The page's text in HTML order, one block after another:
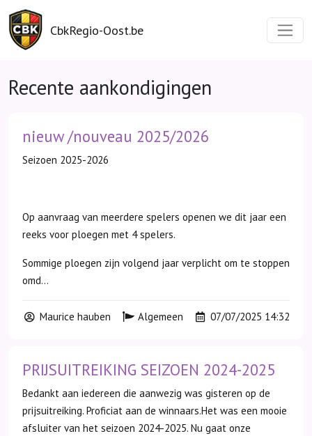
CbkRegio-Oost.be
Recente aankondigingen
nieuw /nouveau 2025/2026
Seizoen 2025-2026
Op aanvraag van meerdere spelers openen we dit jaar een
reeks voor ploegen met 4 spelers.
Sommige ploegen zijn volgend jaar verplicht om te stoppen
omd...
Maurice hauben Algemeen 07/07/2025 14:32
PRIJSUITREIKING SEIZOEN 2024-2025
Bedankt aan iedereen die aanwezig was gisteren op de
prijsuitreiking. Proficiat aan de winnaars.Het was een mooie
afsluiter van het seizoen 2024-2025. Nu gaat onze